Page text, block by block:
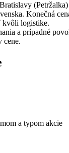
(Petržalka)
Konečná
kvôli logistike.
a prípadné
cene.
a typom akcie